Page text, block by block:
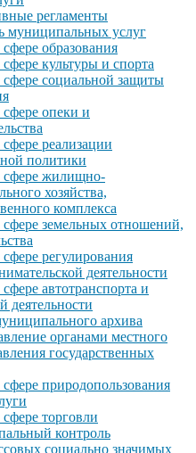
регламенты
муниципальных услуг
образования
культуры и спорта
сфере социальной защиты
сфере опеки и
реализации
политики
сфере жилищно-
хозяйства,
комплекса
сфере земельных отношений,
регулирования
деятельности
автотранспорта и
деятельности
архива
органами местного
государственных
природопользования
торговли
контроль
социально значимых